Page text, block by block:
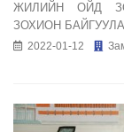
ЖИЛИЙН ОЙД
ЗОХИОН
2022-01-12